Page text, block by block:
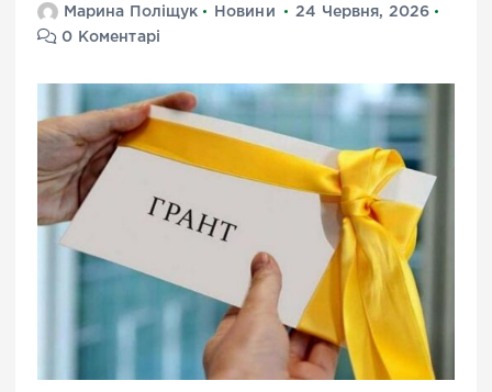
Марина Поліщук Новини
24 Червня, 2026
0 Коментарі